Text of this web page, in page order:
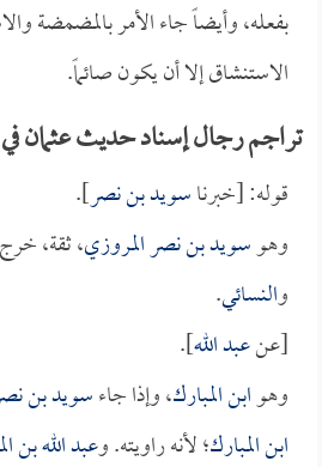
بفعله، وأيضاً جاء الأمر بالمضمضة
الاستنشاق إلا أن يكون صائماً.
تراجم رجال إسناد حديث عثمان
قوله: [خبرناسويد بن نصر].
وهوسويد بن نصر المروزي، ثقة،
والنسائي.
[عنعبد الله].
وهوابن المبارك، وإذا جاءسويد بن
ابن المبارك؛ لأنه راويته. وعبد الله بن